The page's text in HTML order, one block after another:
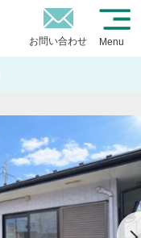
お問い合わせ Menu